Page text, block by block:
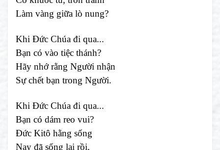
Làm vàng giữa lò nung?
Khi Đức Chúa đi qua...
Bạn có vào tiệc thánh?
Hãy nhớ rằng Người nhận
Sự chết bạn trong Người.
Khi Đức Chúa đi qua...
Bạn có dám reo vui?
Đức Kitô hằng sống
Nay đã sống lại rồi,